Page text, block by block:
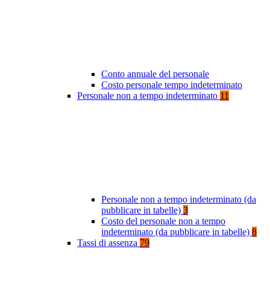
Conto annuale del personale
Costo personale tempo indeterminato
Personale non a tempo indeterminato 11
Personale non a tempo indeterminato (da
pubblicare in tabelle) 3
Costo del personale non a tempo
indeterminato (da pubblicare in tabelle) 8
Tassi di assenza 79